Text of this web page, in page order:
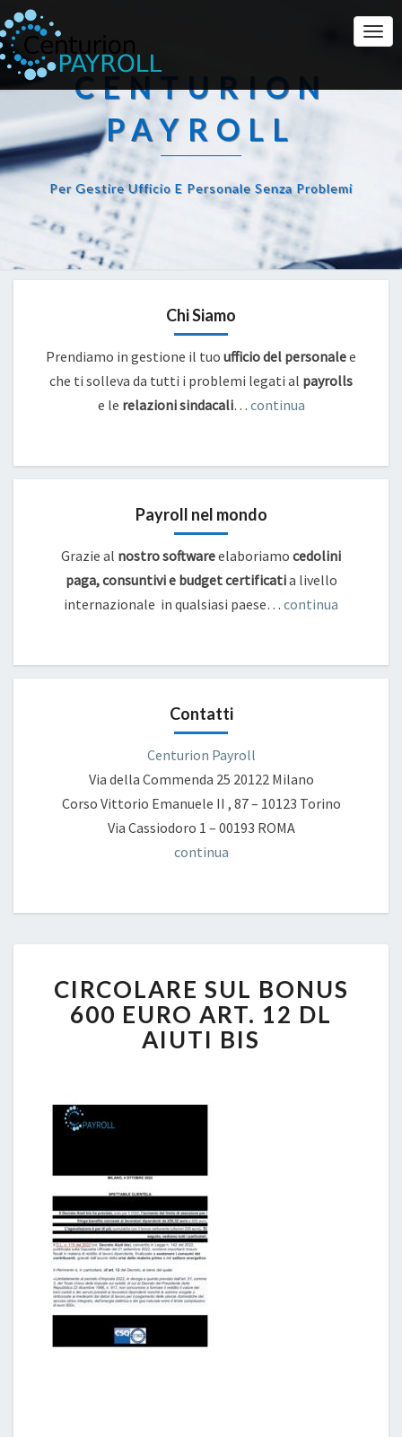
CENTURION
PAYROLL
Per Gestire Ufficio E Personale Senza Problemi
Chi Siamo
Prendiamo in gestione il tuo ufficio del personalee
che ti solleva da tutti i problemi legati al payrolls
e le relazioni sindacali… continua
Payroll nel mondo
Grazie al nostro softwareelaboriamo cedolini
paga, consuntivi e budget certificatia livello
internazionale in qualsiasi paese… continua
Contatti
Centurion Payroll
Via della Commenda 25 20122 Milano
Corso Vittorio Emanuele II , 87 – 10123 Torino
Via Cassiodoro 1 – 00193 ROMA
continua
SUL
BONUS
600
EURO
DL
CIRCOLARE SUL BONUS
600 EURO ART. 12 DL
AIUTI BIS